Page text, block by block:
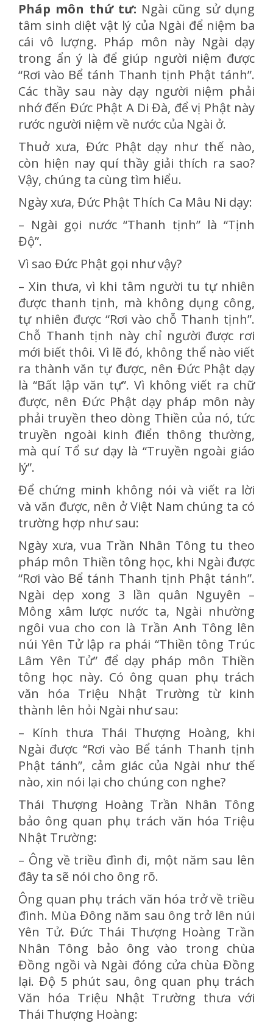
Pháp môn thứ tư: Ngài cũng sử dụng
tâm sinh diệt vật lý của Ngài để niệm ba
cái vô lượng. Pháp môn này Ngài dạy
trong ẩn ý là để giúp người niệm được
“Rơi vào Bể tánh Thanh tịnh Phật tánh”.
Các thầy sau này dạy người niệm phải
nhớ đến Đức Phật A Di Đà, để vị Phật này
rước người niệm về nước của Ngài ở.
Thuở xưa, Đức Phật dạy như thế nào,
còn hiện nay quí thầy giải thích ra sao?
Vậy, chúng ta cùng tìm hiểu.
Ngày xưa, Đức Phật Thích Ca Mâu Ni dạy:
– Ngài gọi nước “Thanh tịnh” là “Tịnh
Độ”.
Vì sao Đức Phật gọi như vậy?
– Xin thưa, vì khi tâm người tu tự nhiên
được thanh tịnh, mà không dụng công,
tự nhiên được “Rơi vào chỗ Thanh tịnh”.
Chỗ Thanh tịnh này chỉ người được rơi
mới biết thôi. Vì lẽ đó, không thể nào viết
ra thành văn tự được, nên Đức Phật dạy
là “Bất lập văn tự”. Vì không viết ra chữ
được, nên Đức Phật dạy pháp môn này
phải truyền theo dòng Thiền của nó, tức
truyền ngoài kinh điển thông thường,
mà quí Tổ sư dạy là “Truyền ngoài giáo
lý”.
Để chứng minh không nói và viết ra lời
và văn được, nên ở Việt Nam chúng ta có
trường hợp như sau:
Ngày xưa, vua Trần Nhân Tông tu theo
pháp môn Thiền tông học, khi Ngài được
“Rơi vào Bể tánh Thanh tịnh Phật tánh”.
Ngài dẹp xong 3 lần quân Nguyên –
Mông xâm lược nước ta, Ngài nhường
ngôi vua cho con là Trần Anh Tông lên
núi Yên Tử lập ra phái “Thiền tông Trúc
Lâm Yên Tử” để dạy pháp môn Thiền
tông học này. Có ông quan phụ trách
văn hóa Triệu Nhật Trường từ kinh
thành lên hỏi Ngài như sau:
– Kính thưa Thái Thượng Hoàng, khi
Ngài được “Rơi vào Bể tánh Thanh tịnh
Phật tánh”, cảm giác của Ngài như thế
nào, xin nói lại cho chúng con nghe?
Thái Thượng Hoàng Trần Nhân Tông
bảo ông quan phụ trách văn hóa Triệu
Nhật Trường:
– Ông về triều đình đi, một năm sau lên
đây ta sẽ nói cho ông rõ.
Ông quan phụ trách văn hóa trở về triều
đình. Mùa Đông năm sau ông trở lên núi
Yên Tử. Đức Thái Thượng Hoàng Trần
Nhân Tông bảo ông vào trong chùa
Đồng ngồi và Ngài đóng cửa chùa Đồng
lại. Độ 5 phút sau, ông quan phụ trách
Văn hóa Triệu Nhật Trường thưa với
Thái Thượng Hoàng: